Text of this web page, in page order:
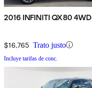
2016 INFINITI QX80 4WD
$16,765 Trato justo
Incluye tarifas de conc.